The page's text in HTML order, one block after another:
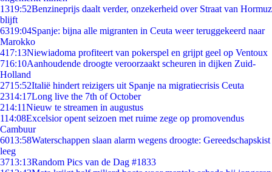
1319:52Benzineprijs daalt verder, onzekerheid over Straat van Hormuz
blijft
6319:04Spanje: bijna alle migranten in Ceuta weer teruggekeerd naar
Marokko
417:13Niewiadoma profiteert van pokerspel en grijpt geel op Ventoux
716:10Aanhoudende droogte veroorzaakt scheuren in dijken Zuid-
Holland
2715:52Italië hindert reizigers uit Spanje na migratiecrisis Ceuta
2314:17Long live the 7th of October
214:11Nieuw te streamen in augustus
114:08Excelsior opent seizoen met ruime zege op promovendus
Cambuur
6013:58Waterschappen slaan alarm wegens droogte: Gereedschapskist
leeg
3713:13Random Pics van de Dag #1833